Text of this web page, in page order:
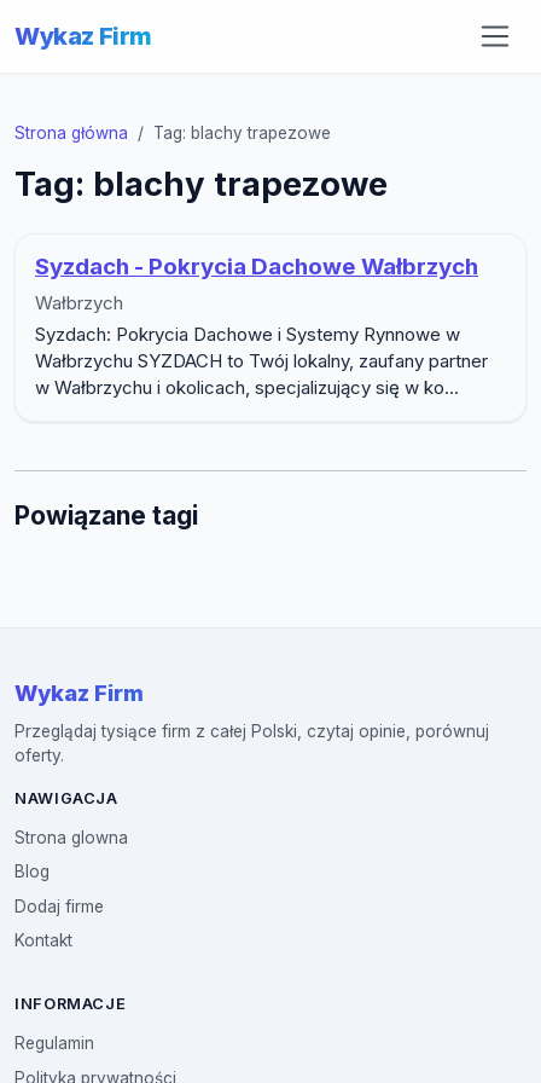
Wykaz Firm
Strona główna Tag: blachy trapezowe
Tag: blachy trapezowe
Syzdach - Pokrycia Dachowe Wałbrzych
Wałbrzych
Syzdach: Pokrycia Dachowe i Systemy Rynnowe w
Wałbrzychu SYZDACH to Twój lokalny, zaufany partner
w Wałbrzychu i okolicach, specjalizujący się w ko...
Powiązane tagi
Wykaz Firm
Przeglądaj tysiące firm z całej Polski, czytaj opinie, porównuj
oferty.
NAWIGACJA
Strona glowna
Blog
Dodaj firme
Kontakt
INFORMACJE
Regulamin
Polityka prywatności